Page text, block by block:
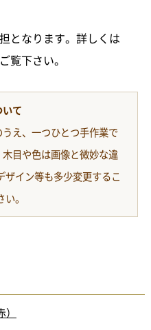
となります。詳しくは
覧下さい。
て
え、一つひとつ手作業で
目や色は画像と微妙な違
ザイン等も多少変更するこ
。